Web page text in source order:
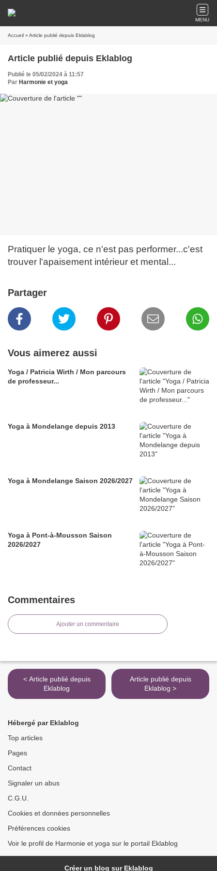
MENU
Accueil » Article publié depuis Eklablog
Article publié depuis Eklablog
Publié le 05/02/2024 à 11:57
Par Harmonie et yoga
Pratiquer le yoga, ce n'est pas performer...c'est
trouver l'apaisement intérieur et mental...
Partager
Vous aimerez aussi
Yoga / Patricia Wirth / Mon parcours
de professeur...
Yoga à Mondelange depuis 2013
Yoga à Mondelange Saison 2026/2027
Yoga à Pont-à-Mousson Saison
2026/2027
Commentaires
Ajouter un commentaire
< Article publié depuis
Eklablog
Article publié depuis
Eklablog >
Hébergé par Eklablog
Top articles
Pages
Contact
Signaler un abus
C.G.U.
Cookies et données personnelles
Préférences cookies
Voir le profil de Harmonie et yoga sur le portail Eklablog
Créer un blog sur Eklablog